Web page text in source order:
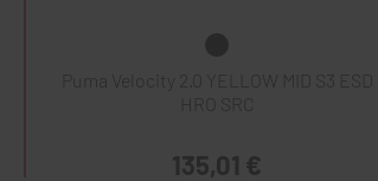
Puma Velocity 2.0 YELLOW MID S3 ESD
135,01 €